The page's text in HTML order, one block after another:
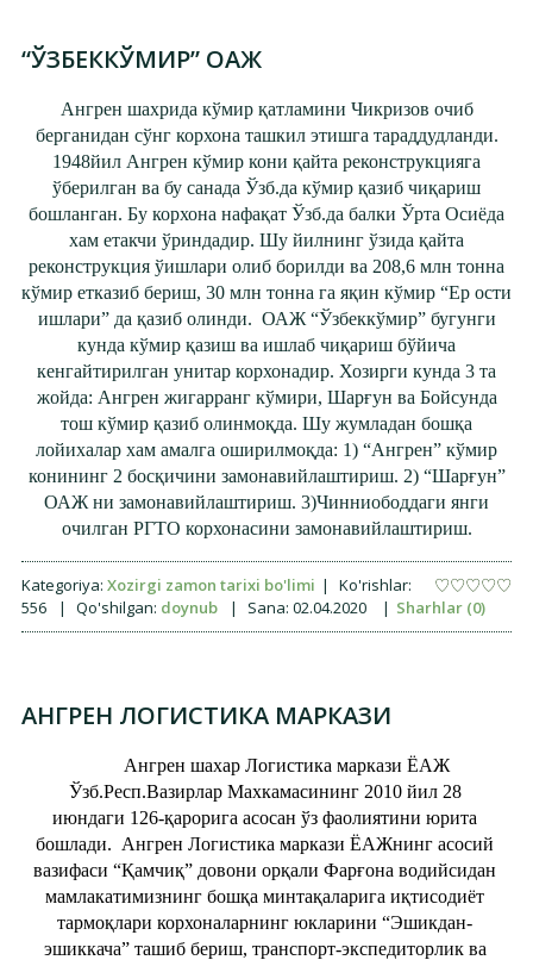
“ЎЗБЕККЎМИР” ОАЖ
Ангрен шахрида кўмир қатламини Чикризов очиб
берганидан сўнг корхона ташкил этишга тараддудланди.
1948йил Ангрен кўмир кони қайта реконструкцияга
ўберилган ва бу санада Ўзб.да кўмир қазиб чиқариш
бошланган. Бу корхона нафақат Ўзб.да балки Ўрта Осиёда
хам етакчи ўриндадир. Шу йилнинг ўзида қайта
реконструкция ўишлари олиб борилди ва 208,6 млн тонна
кўмир етказиб бериш, 30 млн тонна га яқин кўмир “Ер ости
ишлари” да қазиб олинди. ОАЖ “Ўзбеккўмир” бугунги
кунда кўмир қазиш ва ишлаб чиқариш бўйича
кенгайтирилган унитар корхонадир. Хозирги кунда 3 та
жойда: Ангрен жигарранг кўмири, Шарғун ва Бойсунда
тош кўмир қазиб олинмоқда. Шу жумладан бошқа
лойихалар хам амалга оширилмоқда: 1) “Ангрен” кўмир
конининг 2 босқичини замонавийлаштириш. 2) “Шарғун”
ОАЖ ни замонавийлаштириш. 3)Чинниободдаги янги
очилган РГТО корхонасини замонавийлаштириш.
Kategoriya: Xozirgi zamon tarixi bo'limi |
Ko'rishlar:
556
| Qo'shilgan: doynub | Sana: 02.04.2020 | Sharhlar (0)
АНГРЕН ЛОГИСТИКА МАРКАЗИ
Ангрен шахар Логистика маркази ЁАЖ
Ўзб.Респ.Вазирлар Махкамасининг 2010 йил 28
июндаги 126-қарорига асосан ўз фаолиятини юрита
бошлади. Ангрен Логистика маркази ЁАЖнинг асосий
вазифаси “Қамчиқ” довони орқали Фарғона водийсидан
мамлакатимизнинг бошқа минтақаларига иқтисодиёт
тармоқлари корхоналарнинг юкларини “Эшикдан-
эшиккача” ташиб бериш, транспорт-экспедиторлик ва